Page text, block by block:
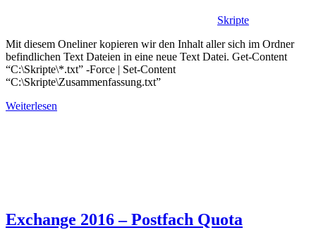
Skripte
Mit diesem Oneliner kopieren wir den Inhalt aller sich im Ordner
befindlichen Text Dateien in eine neue Text Datei. Get-Content
“C:\Skripte\*.txt” -Force | Set-Content
“C:\Skripte\Zusammenfassung.txt”
Weiterlesen
Exchange 2016 – Postfach Quota